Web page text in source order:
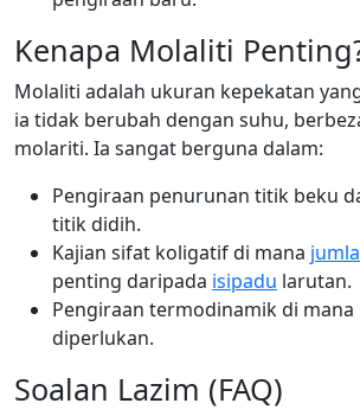
Kenapa Molaliti
Molaliti adalah ukuran kepekatan
ia tidak berubah dengan suhu,
molariti. Ia sangat berguna dalam:
Pengiraan penurunan titik beku
titik didih.
Kajian sifat koligatif di mana
penting daripada isipadu larutan.
Pengiraan termodinamik di
diperlukan.
Soalan Lazim (FAQ)